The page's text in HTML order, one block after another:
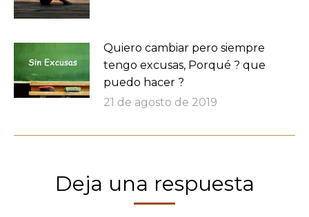
Quiero cambiar pero siempre
tengo excusas, Porqué ? que
puedo hacer ?
21 de agosto de 2019
Deja una respuesta